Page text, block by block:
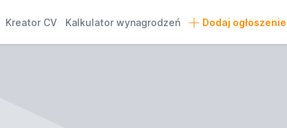
Kreator CV Kalkulator wynagrodzeń Dodaj ogłoszenie